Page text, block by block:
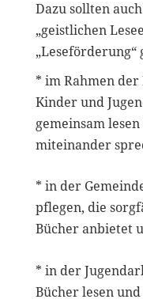
Dazu sollten
„geistlichen
„Leseförderung“
* im Rahmen
Kinder und
gemeinsam
miteinander
* in der
pflegen, die
Bücher anbietet
* in der
Bücher lesen